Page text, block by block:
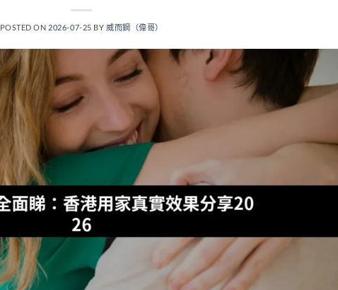
POSTED ON 2026-07-25 BY 威而鋼（偉哥）